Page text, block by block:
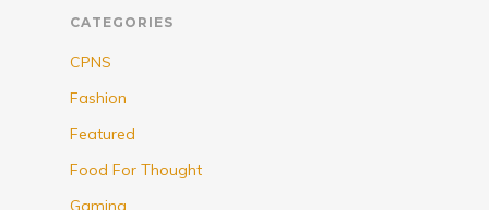
CATEGORIES
CPNS
Fashion
Featured
Food For Thought
Gaming